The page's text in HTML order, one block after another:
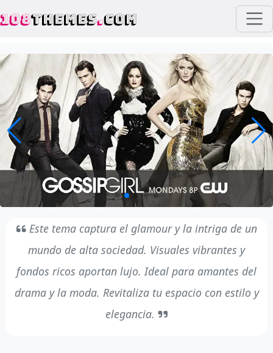
108THEMES.COM
Este tema captura el glamour y la intriga de un
mundo de alta sociedad. Visuales vibrantes y
fondos ricos aportan lujo. Ideal para amantes del
drama y la moda. Revitaliza tu espacio con estilo y
elegancia.